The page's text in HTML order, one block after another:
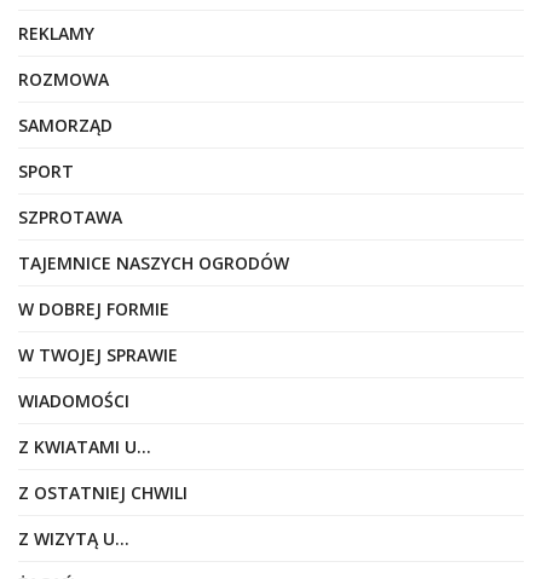
REKLAMY
ROZMOWA
SAMORZĄD
SPORT
SZPROTAWA
TAJEMNICE NASZYCH OGRODÓW
W DOBREJ FORMIE
W TWOJEJ SPRAWIE
WIADOMOŚCI
Z KWIATAMI U…
Z OSTATNIEJ CHWILI
Z WIZYTĄ U…